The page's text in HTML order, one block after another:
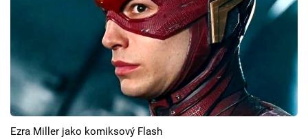
Pořady
TV Program
Ezra Miller jako komiksový Flash